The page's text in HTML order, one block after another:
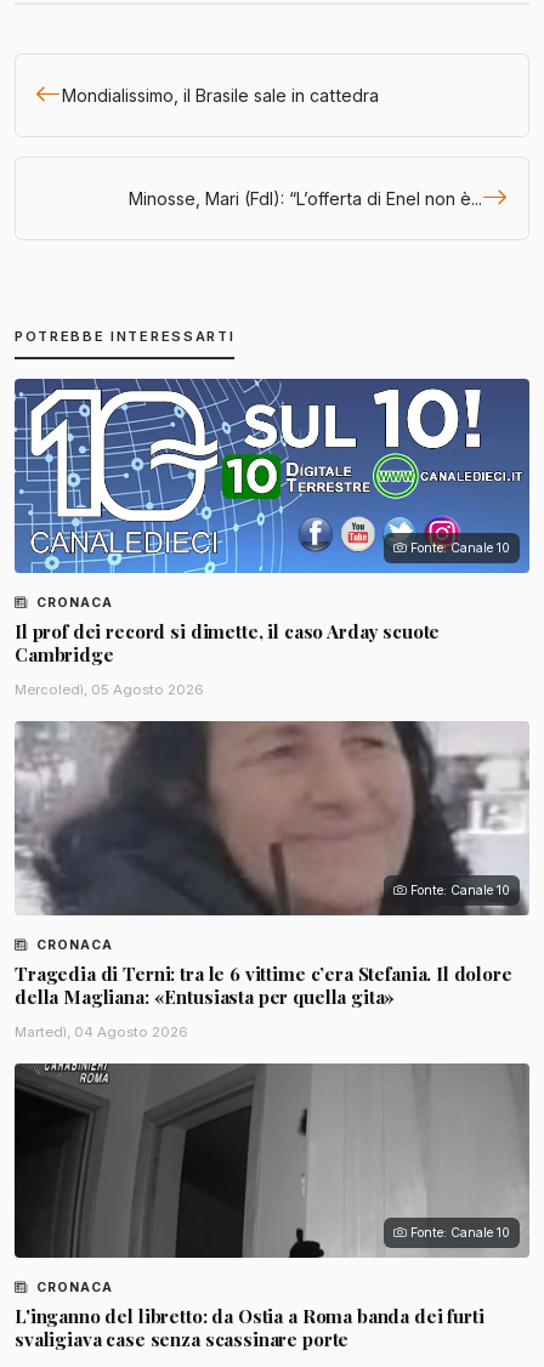
Mondialissimo, il Brasile sale in cattedra
Minosse, Mari (FdI): “L’offerta di Enel non è...
POTREBBE INTERESSARTI
Fonte: Canale 10
CRONACA
Il prof dei record si dimette, il caso Arday scuote
Cambridge
Mercoledì, 05 Agosto 2026
Fonte: Canale 10
CRONACA
Tragedia di Terni: tra le 6 vittime c’era Stefania. Il dolore
della Magliana: «Entusiasta per quella gita»
Martedì, 04 Agosto 2026
Fonte: Canale 10
CRONACA
L'inganno del libretto: da Ostia a Roma banda dei furti
svaligiava case senza scassinare porte